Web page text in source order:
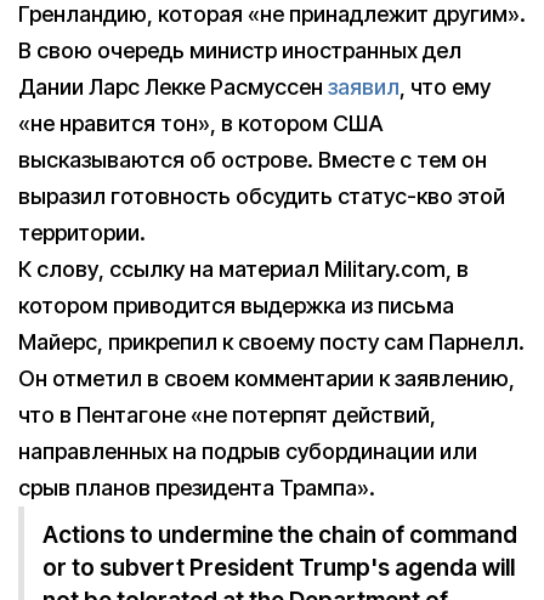
Гренландию, которая «не принадлежит другим».
В свою очередь министр иностранных дел
Дании Ларс Лекке Расмуссен заявил, что ему
«не нравится тон», в котором США
высказываются об острове. Вместе с тем он
выразил готовность обсудить статус-кво этой
территории.
К слову, ссылку на материал Military.com, в
котором приводится выдержка из письма
Майерс, прикрепил к своему посту сам Парнелл.
Он отметил в своем комментарии к заявлению,
что в Пентагоне «не потерпят действий,
направленных на подрыв субординации или
срыв планов президента Трампа».
Actions to undermine the chain of command
or to subvert President Trump's agenda will